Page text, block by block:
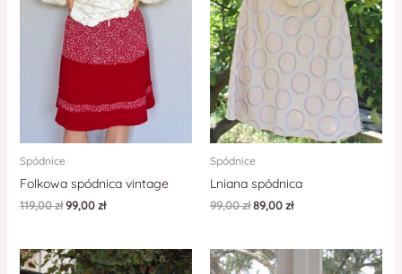
Spódnice
Folkowa spódnica vintage
119,00zł 99,00zł
Spódnice
Lniana spódnica
99,00zł89,00zł